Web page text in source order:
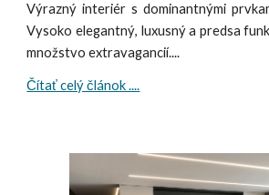
Výrazný interiér s dominantnými
Vysoko elegantný, luxusný a predsa
množstvo extravagancií....
Čítať celý článok ....